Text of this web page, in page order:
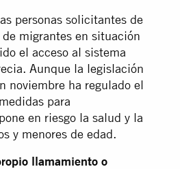
personas solicitantes de
migrantes en situación
el acceso al sistema
Aunque la legislación
noviembre ha regulado el
para
en riesgo la salud y la
y menores de edad.
llamamiento o